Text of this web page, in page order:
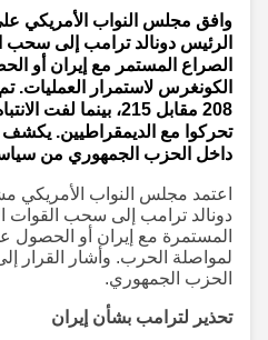
وافق مجلس النواب الأمريكي
الرئيس دونالد ترامب إلى سحب
الصراع المستمر مع إيران أو
الكونغرس لاستمرار العمليات. تم
تحركوا مع الديمقراطيين. يكشف
داخل الحزب الجمهوري من
اعتمد مجلس النواب الأمريكي
دونالد ترامب إلى سحب القوات
المستمرة مع إيران أو الحصول
لمواصلة الحرب. وأشار القرار إلى
الحزب الجمهوري.
تحذير لترامب بشأن إيران